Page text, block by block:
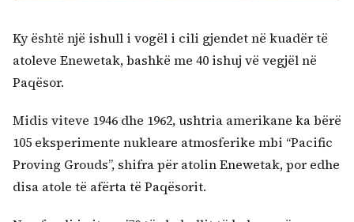
Ky është një ishull i vogël i cili gjendet në kuadër të
atoleve Enewetak, bashkë me 40 ishuj vë vegjël në
Paqësor.
Midis viteve 1946 dhe 1962, ushtria amerikane ka bërë
105 eksperimente nukleare atmosferike mbi “Pacific
Proving Grouds”, shifra për atolin Enewetak, por edhe
disa atole të afërta të Paqësorit.